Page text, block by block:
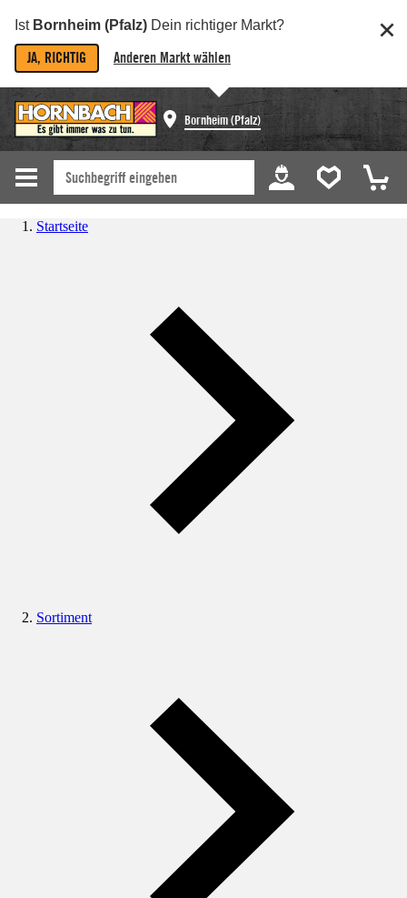
Ist Bornheim (Pfalz) Dein richtiger Markt?
JA, RICHTIG Anderen Markt wählen
Bornheim (Pfalz)
Startseite
Sortiment